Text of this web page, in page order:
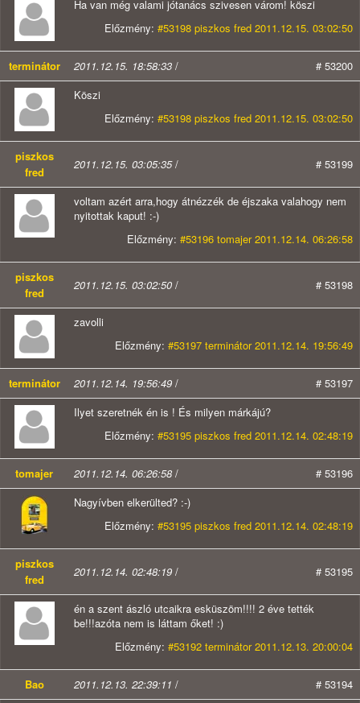
Ha van még valami jótanács szivesen várom! köszi
Előzmény: #53198 piszkos fred 2011.12.15. 03:02:50
terminátor 2011.12.15. 18:58:33 /
# 53200
Köszi
Előzmény: #53198 piszkos fred 2011.12.15. 03:02:50
piszkos
fred
2011.12.15. 03:05:35/ # 53199
voltam azért arra,hogy átnézzék de éjszaka valahogy nem
nyitottak kaput! :-)
Előzmény: #53196 tomajer 2011.12.14. 06:26:58
piszkos
fred
2011.12.15. 03:02:50 / # 53198
zavolli
Előzmény: #53197 terminátor 2011.12.14. 19:56:49
terminátor 2011.12.14. 19:56:49 /
# 53197
Ilyet szeretnék én is ! És milyen márkájú?
Előzmény: #53195 piszkos fred 2011.12.14. 02:48:19
tomajer 2011.12.14. 06:26:58 /
# 53196
Nagyívben elkerülted? :-)
Előzmény: #53195 piszkos fred 2011.12.14. 02:48:19
piszkos
fred
2011.12.14. 02:48:19 / # 53195
én a szent ászló utcaikra esküszöm!!!! 2 éve tették
be!!!azóta nem is láttam őket! :)
Előzmény: #53192 terminátor 2011.12.13. 20:00:04
Bao 2011.12.13. 22:39:11 / # 53194